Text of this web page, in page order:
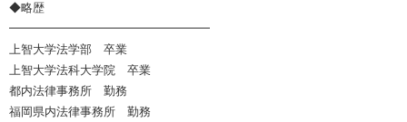
◆略歴
━━━━━━━━━━━━━━━━━
上智大学法学部 卒業
上智大学法科大学院 卒業
都内法律事務所 勤務
福岡県内法律事務所 勤務